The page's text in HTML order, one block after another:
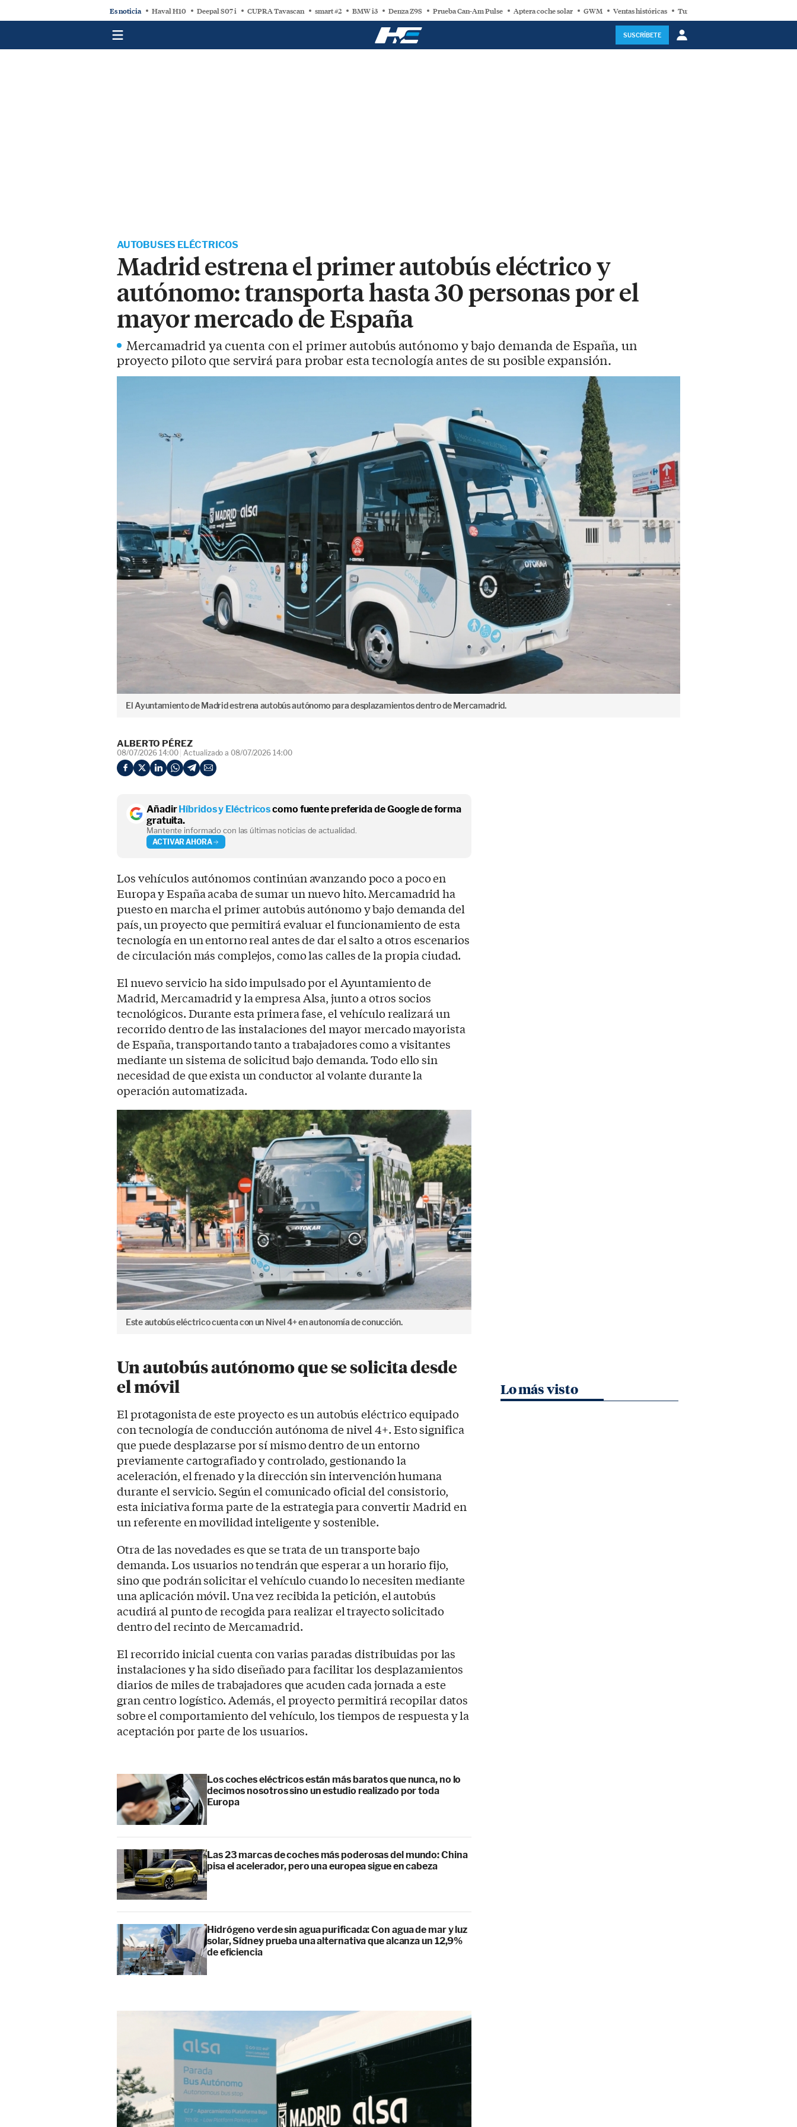
Es noticia Haval H10 Deepal S07 i CUPRA Tavascan smart #2 BMW i3 Denza Z9S Prueba Can-Am Pulse Aptera coche solar GWM Ventas históricas Turbina eólica
SUSCRÍBETE
AUTOBUSES ELÉCTRICOS
Madrid estrena el primer autobús eléctrico y
autónomo: transporta hasta 30 personas por el
mayor mercado de España
Mercamadrid ya cuenta con el primer autobús autónomo y bajo demanda de España, un
proyecto piloto que servirá para probar esta tecnología antes de su posible expansión.
El Ayuntamiento de Madrid estrena autobús autónomo para desplazamientos dentro de Mercamadrid.
ALBERTO PÉREZ
08/07/2026 14:00 Actualizado a 08/07/2026 14:00
Añadir Híbridos y Eléctricoscomo fuente preferida de Google de forma
gratuita.
Mantente informado con las últimas noticias de actualidad.
ACTIVAR AHORA
Los vehículos autónomos continúan avanzando poco a poco en
Europa y España acaba de sumar un nuevo hito. Mercamadrid ha
puesto en marcha el primer autobús autónomo y bajo demanda del
país, un proyecto que permitirá evaluar el funcionamiento de esta
tecnología en un entorno real antes de dar el salto a otros escenarios
de circulación más complejos, como las calles de la propia ciudad.
El nuevo servicio ha sido impulsado por el Ayuntamiento de
Madrid, Mercamadrid y la empresa Alsa, junto a otros socios
tecnológicos. Durante esta primera fase, el vehículo realizará un
recorrido dentro de las instalaciones del mayor mercado mayorista
de España, transportando tanto a trabajadores como a visitantes
mediante un sistema de solicitud bajo demanda. Todo ello sin
necesidad de que exista un conductor al volante durante la
operación automatizada.
Este autobús eléctrico cuenta con un Nivel 4+ en autonomía de conucción.
Un autobús autónomo que se solicita desde
el móvil
El protagonista de este proyecto es un autobús eléctrico equipado
con tecnología de conducción autónoma de nivel 4+. Esto significa
que puede desplazarse por sí mismo dentro de un entorno
previamente cartografiado y controlado, gestionando la
aceleración, el frenado y la dirección sin intervención humana
durante el servicio. Según el comunicado oficial del consistorio,
esta iniciativa forma parte de la estrategia para convertir Madrid en
un referente en movilidad inteligente y sostenible.
Otra de las novedades es que se trata de un transporte bajo
demanda. Los usuarios no tendrán que esperar a un horario fijo,
sino que podrán solicitar el vehículo cuando lo necesiten mediante
una aplicación móvil. Una vez recibida la petición, el autobús
acudirá al punto de recogida para realizar el trayecto solicitado
dentro del recinto de Mercamadrid.
El recorrido inicial cuenta con varias paradas distribuidas por las
instalaciones y ha sido diseñado para facilitar los desplazamientos
diarios de miles de trabajadores que acuden cada jornada a este
gran centro logístico. Además, el proyecto permitirá recopilar datos
sobre el comportamiento del vehículo, los tiempos de respuesta y la
aceptación por parte de los usuarios.
Los coches eléctricos están más baratos que nunca, no lo
decimos nosotros sino un estudio realizado por toda
Europa
Las 23 marcas de coches más poderosas del mundo: China
pisa el acelerador, pero una europea sigue en cabeza
Hidrógeno verde sin agua purificada: Con agua de mar y luz
solar, Sídney prueba una alternativa que alcanza un 12,9%
de eficiencia
Lo más visto